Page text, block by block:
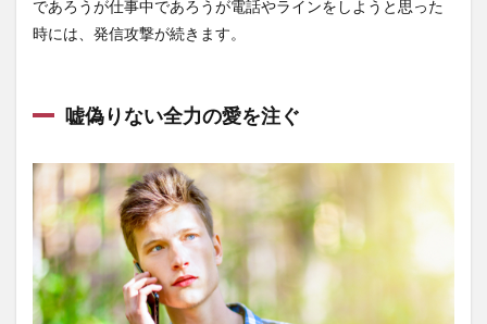
であろうが仕事中であろうが電話やラインをしようと思った
時には、発信攻撃が続きます。
嘘偽りない全力の愛を注ぐ